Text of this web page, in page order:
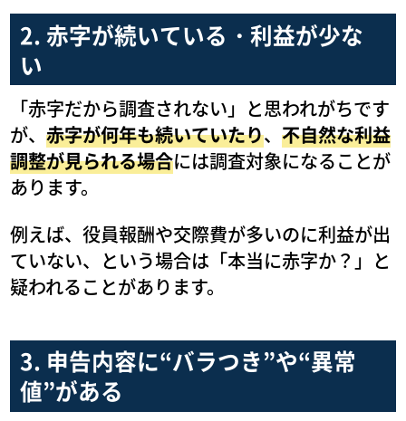
2. 赤字が続いている・利益が少な
い
「赤字だから調査されない」と思われがちです
が、赤字が何年も続いていたり、不自然な利益
調整が見られる場合には調査対象になることが
あります。
例えば、役員報酬や交際費が多いのに利益が出
ていない、という場合は「本当に赤字か？」と
疑われることがあります。
3. 申告内容に“バラつき”や“異常
値”がある